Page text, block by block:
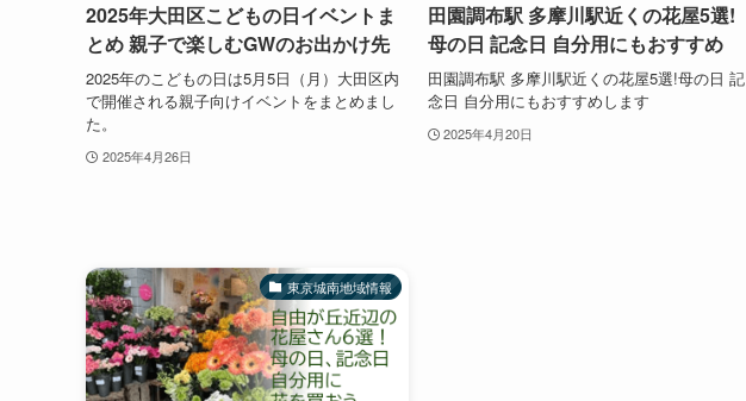
2025年大田区こどもの日イベントま
とめ 親子で楽しむGWのお出かけ先
2025年のこどもの日は5月5日（月）大田区内
で開催される親子向けイベントをまとめまし
た。
2025年4月26日
田園調布駅 多摩川駅近くの花屋5選!
母の日 記念日 自分用にもおすすめ
田園調布駅 多摩川駅近くの花屋5選!母の日 記
念日 自分用にもおすすめします
2025年4月20日
東京城南地域情報